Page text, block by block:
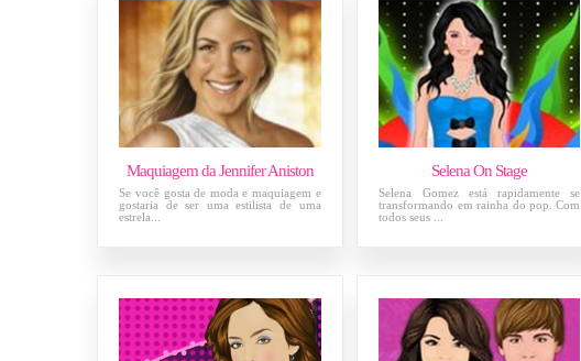
Maquiagem da Jennifer Aniston
Se você gosta de moda e maquiagem e
gostaria de ser uma estilista de uma
estrela...
Selena On Stage
Selena Gomez está rapidamente se
transformando em rainha do pop. Com
todos seus ...